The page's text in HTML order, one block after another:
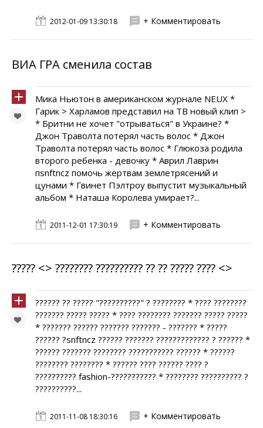
2012-01-09 13:30:18 + Комментировать
ВИА ГРА сменила состав
Мика Ньютон в американском журнале NEUX *
Гарик > Харламов представил на ТВ новый клип >
* Бритни не хочет "отрываться" в Украине? *
Джон Траволта потерял часть волос * Джон
Траволта потерял часть волос * Глюкоза родила
второго ребенка - девочку * Аврил Лаврин
пsnftncz помочь жертвам землетрясений и
цунами * Гвинет Пэлтроу выпустит музыкальный
альбом * Наташа Королева умирает?...
2011-12-01 17:30:19 + Комментировать
????? <> ???????? ?????????? ?? ?? ????? ???? <>
?????? ?? ????? "??????????" ? ???????? * ???? ????????
??????? ????? ????? * ???? ???????? ??????? ????? ?????
* ??????? ?????? ??????? ??????? - ??????? * ?????
?????? ?snftncz ?????? ??????? ????????????? ? ?????? *
?????? ??????? ???????? ??????????? ?????? * ??????
???????? ???????? * ?????? ???? ?????? ???? ?
?????????? fashion-??????????? * ???????? ?????????? ?
??????????...
2011-11-08 18:30:16 + Комментировать